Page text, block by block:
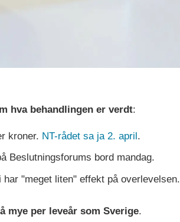
hva behandlingen er verdt:
kroner. NT-rådet sa ja 2. april.
Beslutningsforums bord mandag.
"meget liten" effekt på overlevelsen.
mye per leveår som Sverige.